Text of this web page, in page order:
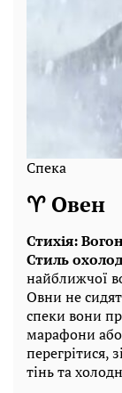
Спека
♈ Овен
Стихія:
Стиль
найближчої
Овни не
спеки вони
марафони
перегрітися,
тінь та